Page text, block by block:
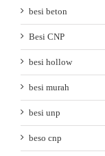
besi beton
Besi CNP
besi hollow
besi murah
besi unp
beso cnp